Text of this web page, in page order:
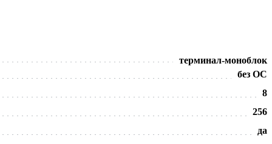
терминал-моноблок
без ОС
8
256
да